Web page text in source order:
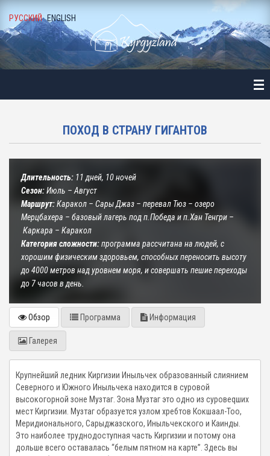
РУССКИЙ ENGLISH
ГАЛЕРЕЯ
И НОВОСТИ
И ПАРТНЕРЫ
ПОХОД В СТРАНУ ГИГАНТОВ
Длительность: 11 дней, 10 ночей
Сезон:Июль – Август
Маршрут:Каракол – Сары Джаз – перевал Тюз – озеро
Мерцбахера – базовый лагерь под п.Победа и п.Хан Тенгри –
Каркара – Каракол
Категория сложности:программа рассчитана на людей, с
хорошим физическим здоровьем, способных переносить высоту
до 4000 метров над уровнем моря, и совершать пешие переходы
до 7 часов в день.
Обзор Программа Информация
Галерея
Крупнейший ледник Киргизии Иныльчек образованный слиянием
Северного и Южного Иныльчека находится в суровой
высокогорной зоне Музтаг. Зона Музтаг это одно из суровеqших
мест Киргизии. Музтаг образуется узлом хребтов Кокшаал-Тоо,
Меридионального, Сарыджазского, Иныльчекского и Каинды.
Это наиболее труднодоступная часть Киргизии и потому она
дольше всего оставалась “белым пятном на карте”. Здесь вы